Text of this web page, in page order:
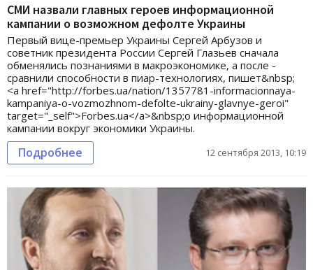
СМИ назвали главных героев информационной
кампании о возможном дефолте Украины
Первый вице-премьер Украины Сергей Арбузов и
советник президента России Сергей Глазьев сначала
обменялись познаниями в макроэкономике, а после -
сравнили способности в пиар-технологиях, пишет&nbsp;
<a href="http://forbes.ua/nation/1357781-informacionnaya-
kampaniya-o-vozmozhnom-defolte-ukrainy-glavnye-geroi"
target="_self">Forbes.ua</a>&nbsp;о информационной
кампании вокруг экономики Украины.
Подробнее 12 сентября 2013, 10:19